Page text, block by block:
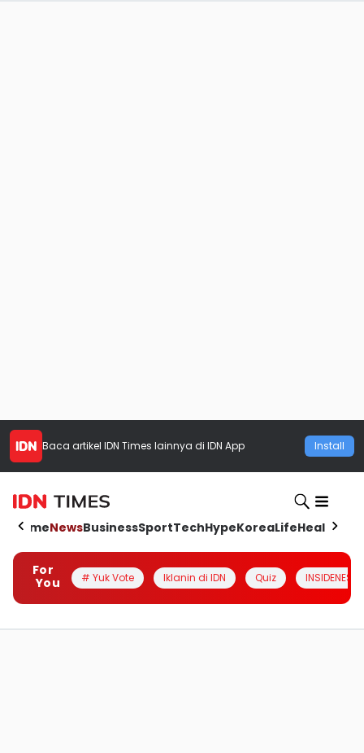
Baca artikel IDN Times lainnya di IDN App Install
HomeNewsBusinessSportTechHypeKoreaLifeHealth
For
You
# Yuk Vote Iklanin di IDN Quiz INSIDENESIA